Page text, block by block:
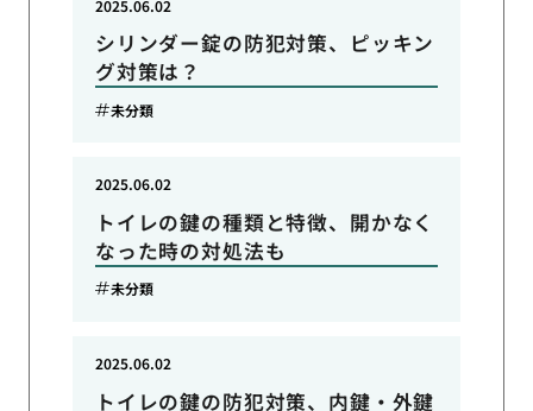
シリンダー錠の防犯対策、ピッキン
グ対策は？
2025.06.02
未分類
トイレの鍵の種類と特徴、開かなく
なった時の対処法も
2025.06.02
未分類
トイレの鍵の防犯対策、内鍵・外鍵
2025.06.02